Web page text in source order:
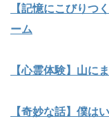
【記憶にこびりつ
ーム
【心霊体験】山
【奇妙な話】僕は